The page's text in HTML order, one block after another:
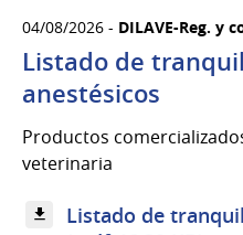
04/08/2026 - DILAVE-Reg. y
Listado de
anestésicos
Productos
veterinaria
Listado de